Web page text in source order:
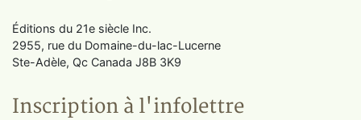
Éditions du 21e siècle Inc.
2955, rue du Domaine-du-lac-Lucerne
Ste-Adèle, Qc Canada J8B 3K9
Inscription à l'infolettre